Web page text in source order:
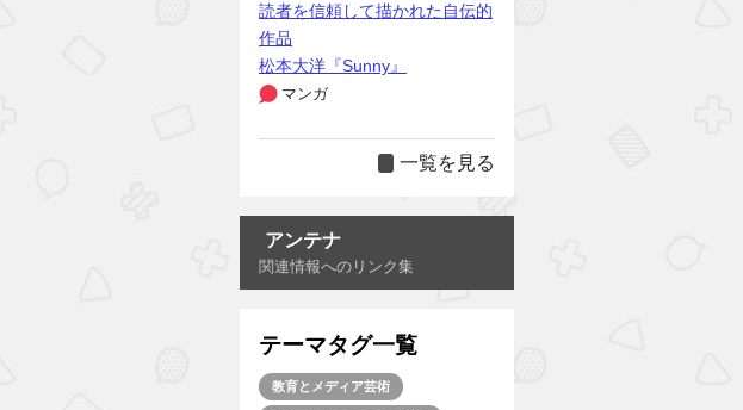
読者を信頼して描かれた自伝的
作品
松本大洋『Sunny』
マンガ
一覧を見る
アンテナ
関連情報へのリンク集
テーマタグ一覧
教育とメディア芸術